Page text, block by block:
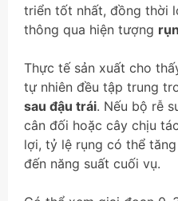
triển tốt nhất, đồng thời
thông qua hiện tượng
Thực tế sản xuất cho
tự nhiên đều tập trung
sau đậu trái. Nếu bộ rễ
cân đối hoặc cây chịu
lợi, tỷ lệ rụng có thể
đến năng suất cuối vụ.